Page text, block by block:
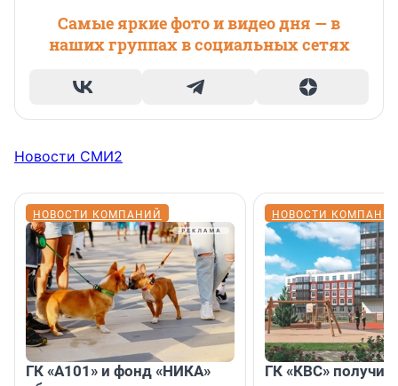
Самые яркие фото и видео дня — в
наших группах в социальных сетях
Новости СМИ2
НОВОСТИ КОМПАНИЙ
ГК «А101» и фонд «НИКА»
НОВОСТИ
ГК «КВС»